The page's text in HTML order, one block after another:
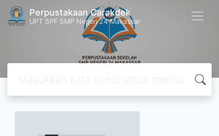
Perpustakaan Carakdek
UPT SPF SMP Negeri 24 Makassar